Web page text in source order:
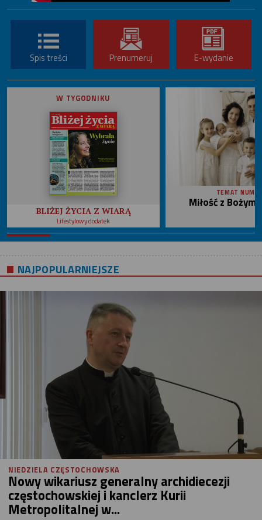
Spis treści Prenumeruj E-wydanie
W TYGODNIKU
BLIŻEJ ŻYCIA Z WIARĄ
Lifestylowy dodatek
TEMAT
Miłość z
NAJPOPULARNIEJSZE
NIEDZIELA CZĘSTOCHOWSKA
Nowy wikariusz generalny archidiecezji
częstochowskiej i kanclerz Kurii
Metropolitalnej w...